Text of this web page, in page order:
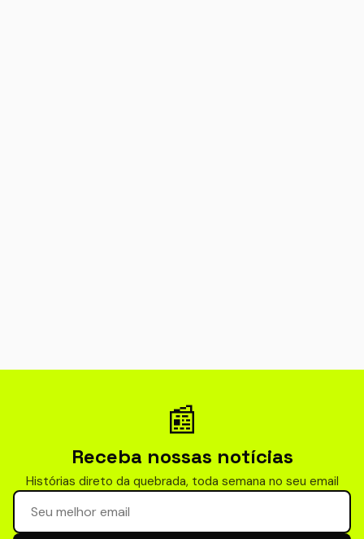
📰
Receba nossas notícias
Histórias direto da quebrada, toda semana no seu email
Seu email para newsletter